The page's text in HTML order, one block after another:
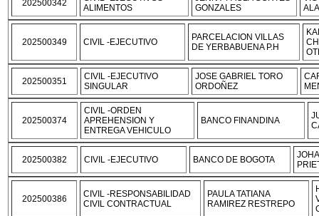
202500342
ALIMENTOS
GONZALES
202500349 CIVIL -EJECUTIVO
PARCELACION VILLAS
DE YERBABUENA P.H
202500351
CIVIL -EJECUTIVO
SINGULAR
JOSE GABRIEL TORO
ORDOÑEZ
202500374
CIVIL -ORDEN
APREHENSION Y
ENTREGA VEHICULO
BANCO FINANDINA
202500382 CIVIL -EJECUTIVO BANCO DE BOGOTA
202500386
CIVIL -RESPONSABILIDAD
CIVIL CONTRACTUAL
PAULA TATIANA
RAMIREZ RESTREPO